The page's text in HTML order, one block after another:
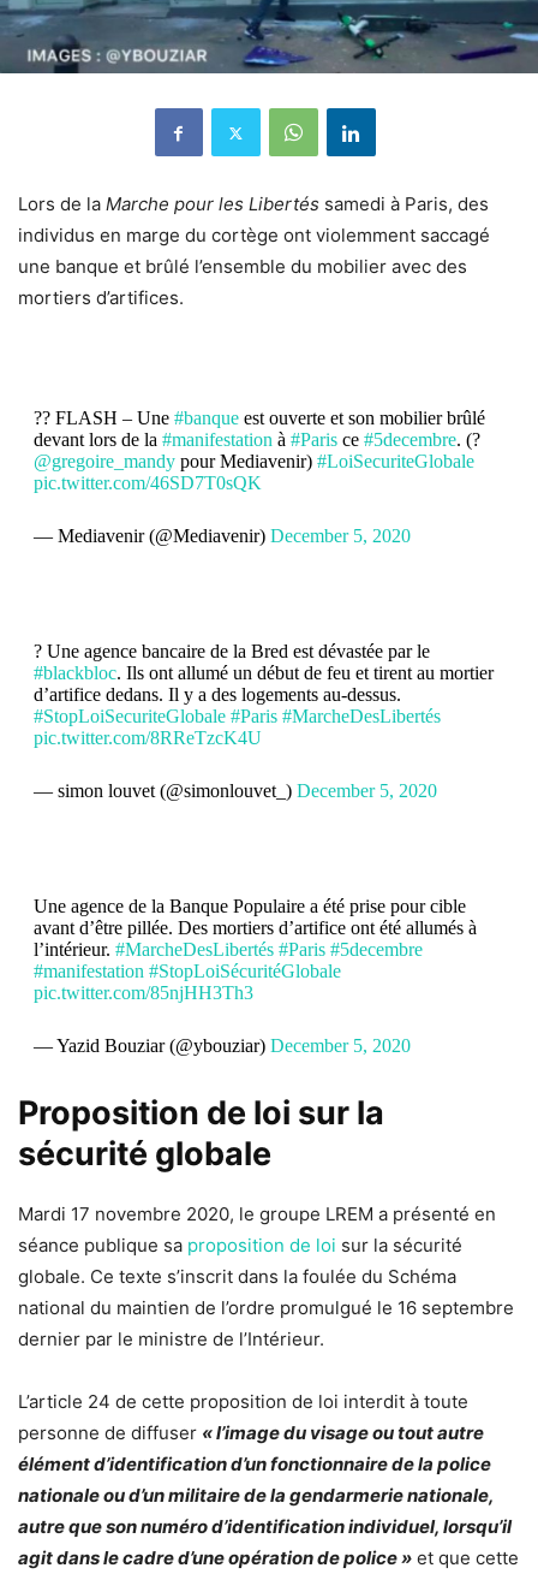
Lors de la Marche pour les Libertés samedi à Paris, des
individus en marge du cortège ont violemment saccagé
une banque et brûlé l’ensemble du mobilier avec des
mortiers d’artifices.
?? FLASH – Une #banqueest ouverte et son mobilier brûlé
devant lors de la #manifestation à #Parisce #5decembre. (?
@gregoire_mandypour Mediavenir) #LoiSecuriteGlobale
pic.twitter.com/46SD7T0sQK
— Mediavenir (@Mediavenir) December 5, 2020
? Une agence bancaire de la Bred est dévastée par le
#blackbloc. Ils ont allumé un début de feu et tirent au mortier
d’artifice dedans. Il y a des logements au-dessus.
#StopLoiSecuriteGlobale #Paris #MarcheDesLibertés
pic.twitter.com/8RReTzcK4U
— simon louvet (@simonlouvet_) December 5, 2020
Une agence de la Banque Populaire a été prise pour cible
avant d’être pillée. Des mortiers d’artifice ont été allumés à
l’intérieur. #MarcheDesLibertés #Paris #5decembre
#manifestation #StopLoiSécuritéGlobale
pic.twitter.com/85njHH3Th3
— Yazid Bouziar (@ybouziar) December 5, 2020
Proposition de loi sur la
sécurité globale
Mardi 17 novembre 2020, le groupe LREM a présenté en
séance publique sa proposition de loi sur la sécurité
globale. Ce texte s’inscrit dans la foulée du Schéma
national du maintien de l’ordre promulgué le 16 septembre
dernier par le ministre de l’Intérieur.
L’article 24 de cette proposition de loi interdit à toute
personne de diffuser « l’image du visage ou tout autre
élément d’identification d’un fonctionnaire de la police
nationale ou d’un militaire de la gendarmerie nationale,
autre que son numéro d’identification individuel, lorsqu’il
agit dans le cadre d’une opération de police » et que cette